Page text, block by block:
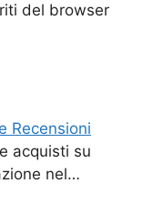
del browser
Recensioni
acquisti su
nel…